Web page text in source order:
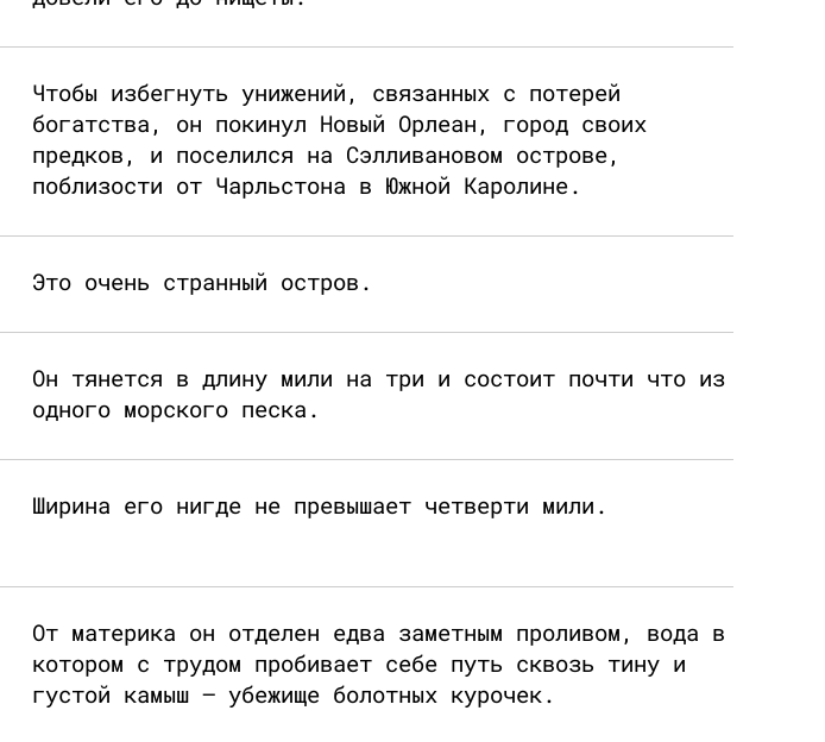
Чтобы избегнуть унижений, связанных с потерей
богатства, он покинул Новый Орлеан, город своих
предков, и поселился на Сэлливановом острове,
поблизости от Чарльстона в Южной Каролине.
Это очень странный остров.
Он тянется в длину мили на три и состоит почти что из
одного морского песка.
Ширина его нигде не превышает четверти мили.
От материка он отделен едва заметным проливом, вода в
котором с трудом пробивает себе путь сквозь тину и
густой камыш — убежище болотных курочек.